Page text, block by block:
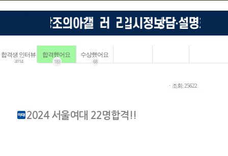
합격생 인터뷰
4114
합격했어요
183
수상했어요
68
ㆍ조회: 25622
2024 서울여대 22명합격!!